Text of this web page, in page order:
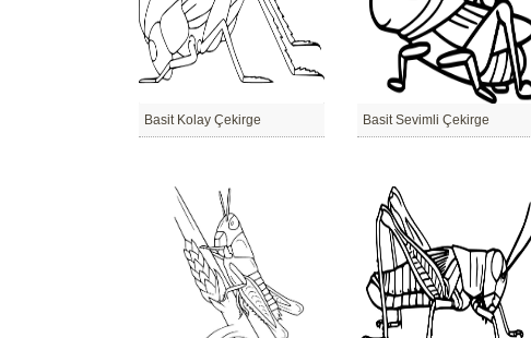
Basit Kolay Çekirge Basit Sevimli Çekirge